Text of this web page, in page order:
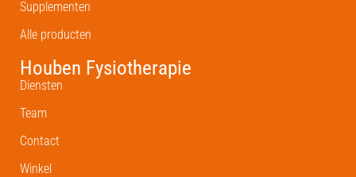
Supplementen
Alle producten
Houben Fysiotherapie
Diensten
Team
Contact
Winkel